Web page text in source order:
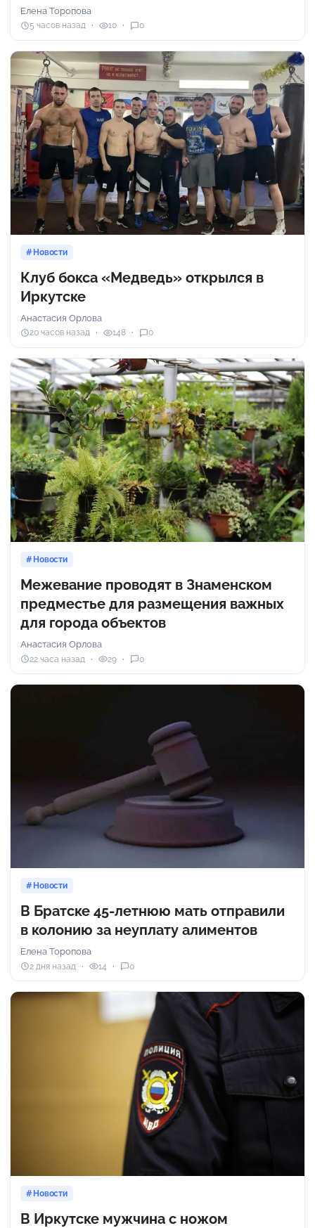
Елена Торопова
5 часов назад 10 0
Новости
Клуб бокса «Медведь» открылся в
Иркутске
Анастасия Орлова
20 часов назад 148 0
Новости
Межевание проводят в Знаменском
предместье для размещения важных
для города объектов
Анастасия Орлова
22 часа назад 29 0
Новости
В Братске 45-летнюю мать отправили
в колонию за неуплату алиментов
Елена Торопова
2 дня назад 14 0
Новости
В Иркутске мужчина с ножом